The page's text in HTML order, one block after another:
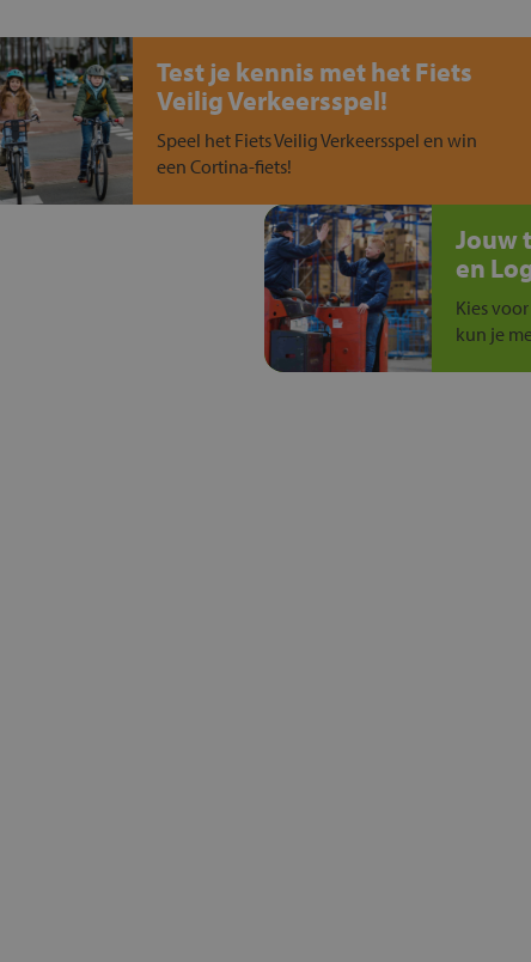
Test je kennis met het Fiets
Veilig Verkeersspel!
Speel het Fiets Veilig Verkeersspel en win
een Cortina-fiets!
Jouw
en
Kies
kun je